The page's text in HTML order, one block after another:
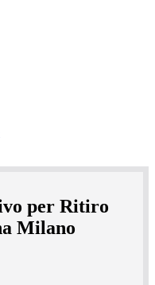
per Ritiro
Milano